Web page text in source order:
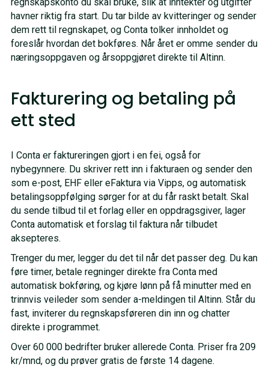
havner riktig fra start. Du tar bilde av kvitteringer og sender
dem rett til regnskapet, og Conta tolker innholdet og
foreslår hvordan det bokføres. Når året er omme sender du
næringsoppgaven og årsoppgjøret direkte til Altinn.
Fakturering og betaling på
ett sted
I Conta er faktureringen gjort i en fei, også for
nybegynnere. Du skriver rett inn i fakturaen og sender den
som e-post, EHF eller eFaktura via Vipps, og automatisk
betalingsoppfølging sørger for at du får raskt betalt. Skal
du sende tilbud til et forlag eller en oppdragsgiver, lager
Conta automatisk et forslag til faktura når tilbudet
aksepteres.
Trenger du mer, legger du det til når det passer deg. Du kan
føre timer, betale regninger direkte fra Conta med
automatisk bokføring, og kjøre lønn på få minutter med en
trinnvis veileder som sender a-meldingen til Altinn. Står du
fast, inviterer du regnskapsføreren din inn og chatter
direkte i programmet.
Over 60 000 bedrifter bruker allerede Conta. Priser fra 209
kr/mnd, og du prøver gratis de første 14 dagene.